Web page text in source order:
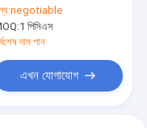
এক্সট্রুড করেছে
negotiable
1 পিসিএস
দাম পান
এখন যোগাযোগ